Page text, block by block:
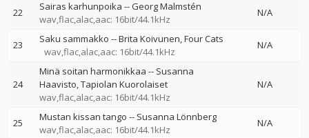
22 Sairas karhunpoika --Georg Malmstén
wav,flac,alac,aac: 16bit/44.1kHz
N/A
23 Saku sammakko --Brita Koivunen Four Cats
wav,flac,alac,aac: 16bit/44.1kHz
N/A
24
Minä soitan harmonikkaa -- Susanna
Haavisto Tapiolan Kuorolaiset
wav,flac,alac,aac: 16bit/44.1kHz
N/A
25 Mustan kissan tango -- Susanna Lönnberg
wav,flac,alac,aac: 16bit/44.1kHz
N/A